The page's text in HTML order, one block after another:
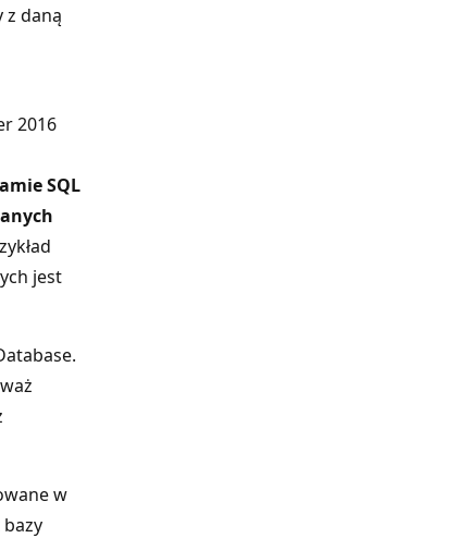
z daną
2016
SQL
jest
w